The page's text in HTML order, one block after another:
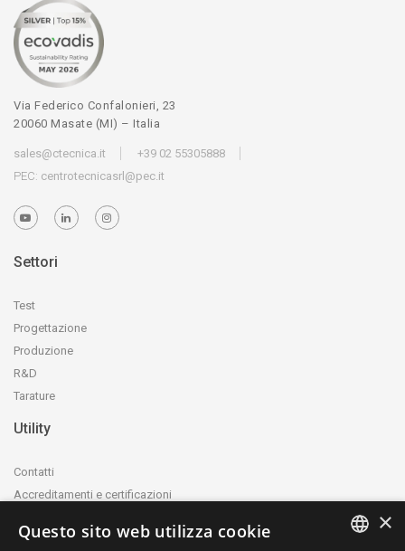
Via Federico Confalonieri, 23
20060 Masate (MI) – Italia
sales@ctecnica.it
+39 02 55305888
PEC: centrotecnicasrl@pec.it
Settori
Test
Progettazione
Produzione
R&D
Tarature
Utility
Contatti
Accreditamenti e certificazioni
Cookie Policy
×
Questo sito web utilizza cookie